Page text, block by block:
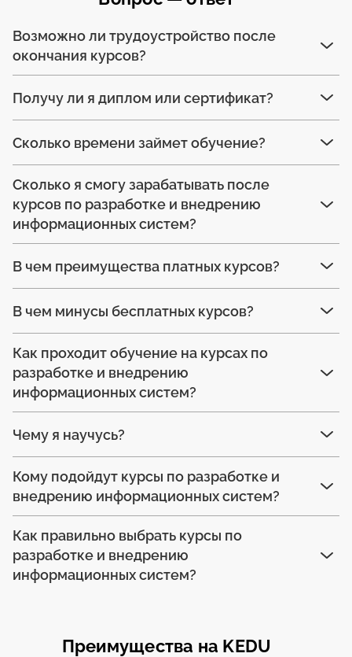
Возможно ли трудоустройство после
окончания курсов?
Получу ли я диплом или сертификат?
Сколько времени займет обучение?
Сколько я смогу зарабатывать после
курсов по разработке и внедрению
информационных систем?
В чем преимущества платных курсов?
В чем минусы бесплатных курсов?
Как проходит обучение на курсах по
разработке и внедрению
информационных систем?
Чему я научусь?
Кому подойдут курсы по разработке и
внедрению информационных систем?
Как правильно выбрать курсы по
разработке и внедрению
информационных систем?
Преимущества на KEDU